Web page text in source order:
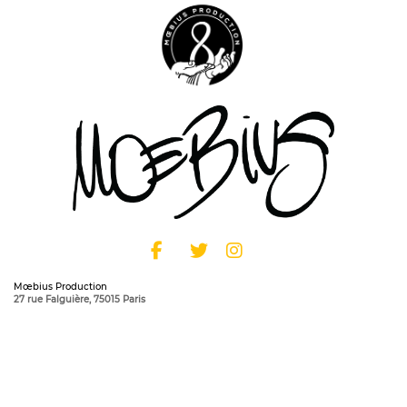
Mœbius Production
27 rue Falguière, 75015 Paris